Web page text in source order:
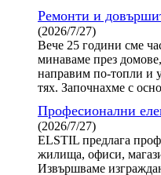
Ремонти и
(2026/7/27)
Вече 25 години сме
минаваме през
направим по-топли и
тях. Започнахме с
Професионални
(2026/7/27)
ELSTIL предлага
жилища, офиси,
Извършваме